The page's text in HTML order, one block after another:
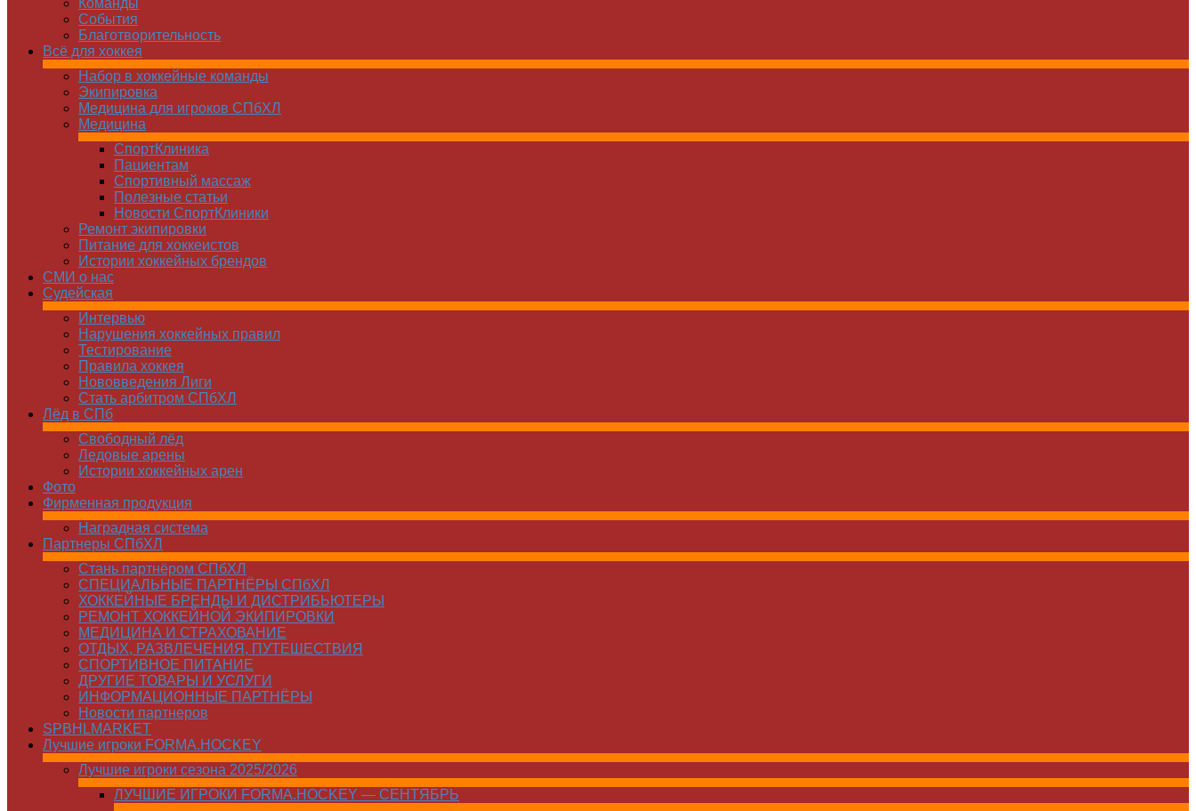
Команды
Cобытия
Благотворительность
Всё для хоккея
Набор в хоккейные команды
Экипировка
Медицина для игроков СПбХЛ
Медицина
СпортКлиника
Пациентам
Спортивный массаж
Полезные статьи
Новости СпортКлиники
Ремонт экипировки
Питание для хоккеистов
Истории хоккейных брендов
СМИ о нас
Судейская
Интервью
Нарушения хоккейных правил
Тестирование
Правила хоккея
Нововведения Лиги
Стать арбитром СПбХЛ
Лёд в СПб
Свободный лёд
Ледовые арены
Истории хоккейных арен
Фото
Фирменная продукция
Наградная система
Партнеры СПбХЛ
Стань партнёром СПбХЛ
СПЕЦИАЛЬНЫЕ ПАРТНЁРЫ СПбХЛ
ХОККЕЙНЫЕ БРЕНДЫ И ДИСТРИБЬЮТЕРЫ
РЕМОНТ ХОККЕЙНОЙ ЭКИПИРОВКИ
МЕДИЦИНА И СТРАХОВАНИЕ
ОТДЫХ, РАЗВЛЕЧЕНИЯ, ПУТЕШЕСТВИЯ
СПОРТИВНОЕ ПИТАНИЕ
ДРУГИЕ ТОВАРЫ И УСЛУГИ
ИНФОРМАЦИОННЫЕ ПАРТНЁРЫ
Новости партнеров
SPBHLMARKET
Лучшие игроки FORMA.HOCKEY
Лучшие игроки сезона 2025/2026
ЛУЧШИЕ ИГРОКИ FORMA.HOCKEY — СЕНТЯБРЬ